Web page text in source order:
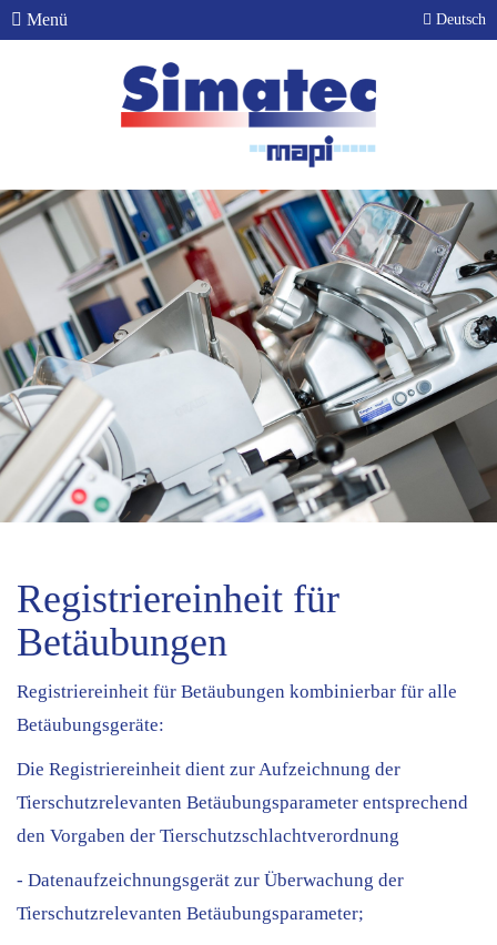
Menü Deutsch
Registriereinheit für
Betäubungen
Registriereinheit für Betäubungen kombinierbar für alle
Betäubungsgeräte:
Die Registriereinheit dient zur Aufzeichnung der
Tierschutzrelevanten Betäubungsparameter entsprechend
den Vorgaben der Tierschutzschlachtverordnung
- Datenaufzeichnungsgerät zur Überwachung der
Tierschutzrelevanten Betäubungsparameter;